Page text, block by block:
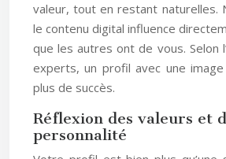
valeur, tout en restant naturelles.
le contenu digital influence
que les autres ont de vous. Selon
experts, un profil avec une
plus de succès.
Réflexion des valeurs et
personnalité